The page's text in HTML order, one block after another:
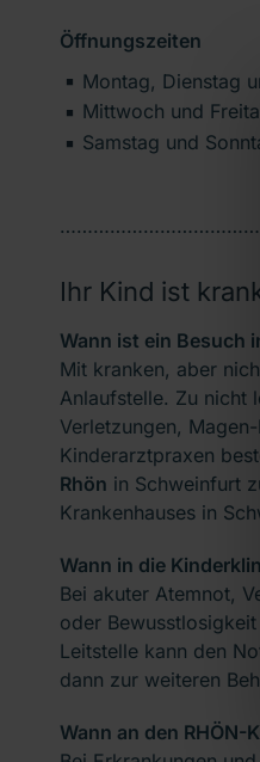
Öffnungszeiten
Montag, Dienstag
Mittwoch und
Samstag und
Ihr Kind ist
Wann ist ein Besuch
Mit kranken, aber
Anlaufstelle. Zu nicht
Verletzungen,
Kinderarztpraxen
Rhön in Schweinfurt
Krankenhauses in
Wann in die
Bei akuter Atemnot,
oder
Leitstelle kann den
dann zur weiteren
Wann an den RHÖN-